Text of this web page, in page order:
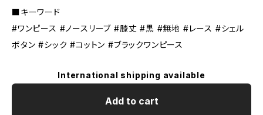
■キーワード
#ワンピース #ノースリーブ #膝丈 #黒 #無地 #レース #シェル
ボタン #シック #コットン #ブラックワンピース
International shipping available
Add to cart